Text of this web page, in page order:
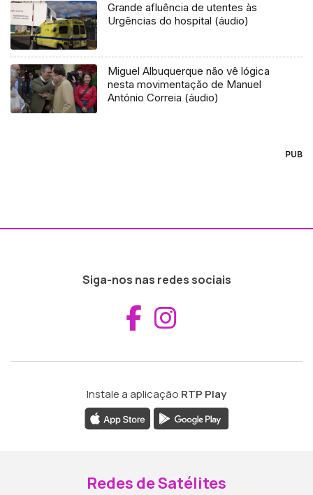
Grande afluência de utentes às
Urgências do hospital (áudio)
Miguel Albuquerque não vê lógica
nesta movimentação de Manuel
António Correia (áudio)
PUB
Siga-nos nas redes sociais
Aceder ao
Instale a aplicação RTP Play
Redes de Satélites